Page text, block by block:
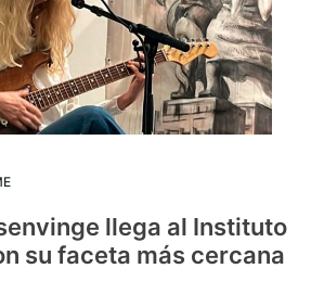
llega al Instituto
su faceta más cercana